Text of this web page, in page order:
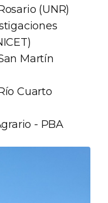
(UNR)
Martín
Cuarto
- PBA